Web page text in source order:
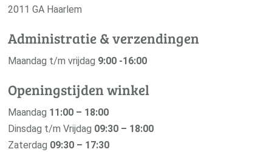
2011 GA Haarlem
Administratie & verzendingen
Maandag t/m vrijdag 9:00 -16:00
Openingstijden winkel
Maandag 11:00 – 18:00
Dinsdag t/m Vrijdag 09:30 – 18:00
Zaterdag 09:30 – 17:30